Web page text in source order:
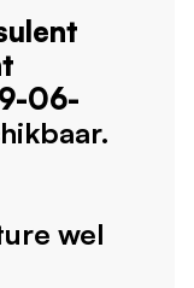
06-
wel